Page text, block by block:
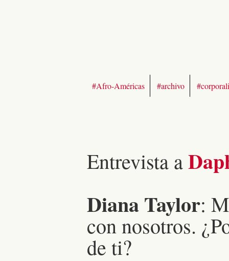
#Afro-Américas #archivo
Entrevista a
Diana Taylor:
con nosotros.
de ti?